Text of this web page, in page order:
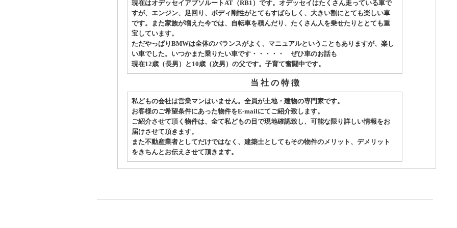
現在はオデッセイアブソルートAT（RB1）です。オデッセイはたくさん走っている車で
すが、エンジン、足回り、ボディ剛性がとてもすばらしく、大きい割にとても楽しい車
です。また家族が増えた今では、自転車を積んだり、たくさん人を乗せたりととても重
宝しています。
ただやっぱりBMWは全体のバランスがよく、マニュアルということもありますが、楽し
い車でした。いつかまた乗りたい車です・・・・・ ぜひ車のお話も
現在12歳（長男）と10歳（次男）の父です。子育て奮闘中です。
当 社 の 特 徴
私どもの会社は営業マンはいません。全員が土地・建物の専門家です。
お客様のご希望条件にあった物件をE-mailにてご紹介致します。
ご紹介させて頂く物件は、全て私どもの目で現地確認致し、可能な限り詳しい情報をお
届けさせて頂きます。
また不動産業者としてだけではなく、建築士としてもその物件のメリット、デメリット
をきちんとお伝えさせて頂きます。